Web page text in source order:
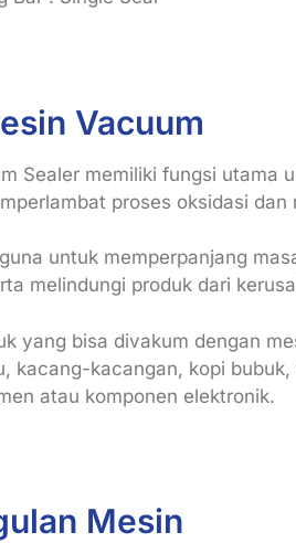
Vacuum
Sealer memiliki fungsi utama
proses oksidasi
untuk memperpanjang
melindungi produk dari
yang bisa divakum dengan
kacang-kacangan, kopi
atau komponen elektronik.
Mesin